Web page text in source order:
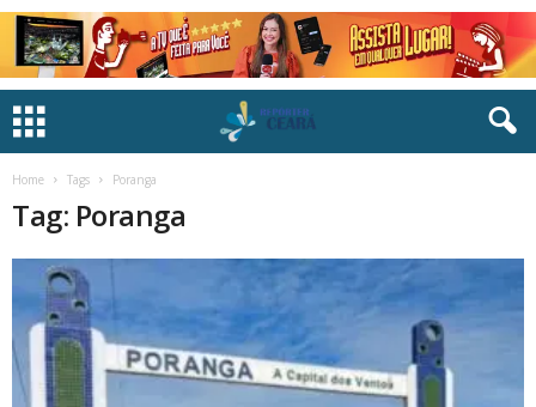
Home Tags Poranga
Tag: Poranga